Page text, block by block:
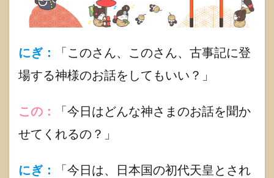
アで日本
文化を身
近に
1.2.2.2
ベの魅力
古事
「神
武天
出演
にぎ：
「このさん、このさん、古事記に登
場する神様のお話をしてもいい？」
この：
「今日はどんな神さまのお話を聞か
せてくれるの？」
にぎ：
「今日は、日本国の初代天皇とされ